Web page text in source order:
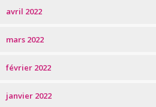
avril 2022
mars 2022
février 2022
janvier 2022